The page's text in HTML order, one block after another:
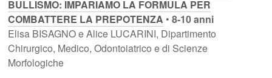
BULLISMO: IMPARIAMO LA FORMULA PER
COMBATTERE LA PREPOTENZA •8-10 anni
Elisa BISAGNO e Alice LUCARINI, Dipartimento
Chirurgico, Medico, Odontoiatrico e di Scienze
Morfologiche